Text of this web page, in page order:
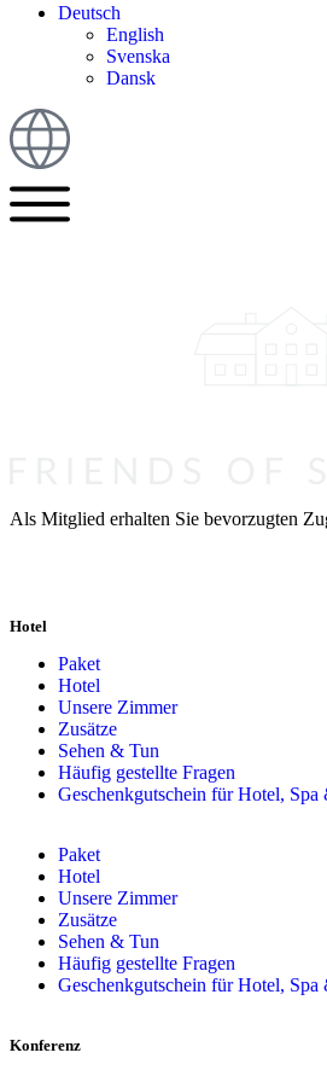
Deutsch
English
Svenska
Dansk
Als Mitglied erhalten Sie bevorzugten
Hotel
Paket
Hotel
Unsere Zimmer
Zusätze
Sehen & Tun
Häufig gestellte Fragen
Geschenkgutschein für Hotel, Spa
Paket
Hotel
Unsere Zimmer
Zusätze
Sehen & Tun
Häufig gestellte Fragen
Geschenkgutschein für Hotel, Spa
Konferenz